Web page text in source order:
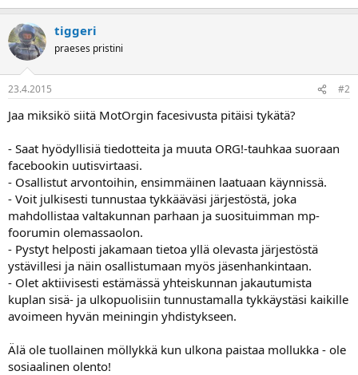
tiggeri
praeses pristini
23.4.2015 #2
Jaa miksikö siitä MotOrgin facesivusta pitäisi tykätä?
- Saat hyödyllisiä tiedotteita ja muuta ORG!-tauhkaa suoraan
facebookin uutisvirtaasi.
- Osallistut arvontoihin, ensimmäinen laatuaan käynnissä.
- Voit julkisesti tunnustaa tykkääväsi järjestöstä, joka
mahdollistaa valtakunnan parhaan ja suosituimman mp-
foorumin olemassaolon.
- Pystyt helposti jakamaan tietoa yllä olevasta järjestöstä
ystävillesi ja näin osallistumaan myös jäsenhankintaan.
- Olet aktiivisesti estämässä yhteiskunnan jakautumista
kuplan sisä- ja ulkopuolisiin tunnustamalla tykkäystäsi kaikille
avoimeen hyvän meiningin yhdistykseen.
Älä ole tuollainen möllykkä kun ulkona paistaa mollukka - ole
sosiaalinen olento!